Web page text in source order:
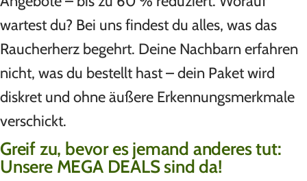
wartest du? Bei uns findest du alles, was das
Raucherherz begehrt. Deine Nachbarn erfahren
nicht, was du bestellt hast – dein Paket wird
diskret und ohne äußere Erkennungsmerkmale
verschickt.
Greif zu, bevor es jemand anderes tut:
Unsere MEGA DEALS sind da!